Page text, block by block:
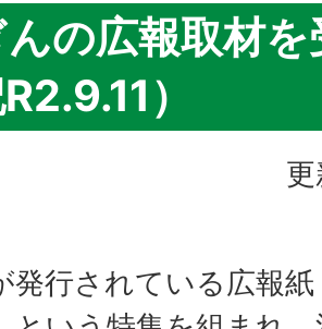
の広報取材
）
発行されている広報